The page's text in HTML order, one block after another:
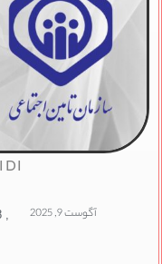
آگوست 9, 2025